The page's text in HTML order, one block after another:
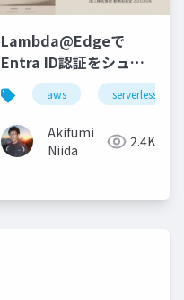
Lambda@Edgeで
Entra ID認証をシュッ
と追加する
aws serverless
Akifumi
Niida
2.4K